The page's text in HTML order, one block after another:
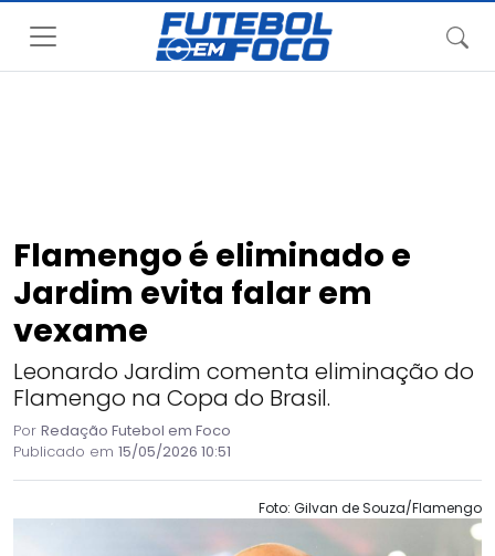
Flamengo é eliminado e
Jardim evita falar em
vexame
Leonardo Jardim comenta eliminação do
Flamengo na Copa do Brasil.
Por Redação Futebol em Foco
Publicado em 15/05/2026 10:51
Foto: Gilvan de Souza/Flamengo